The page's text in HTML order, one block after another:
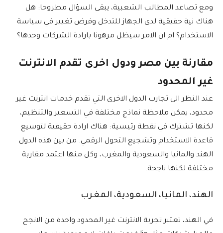
ومع تصاعد المطالب الشعبية، يبقى السؤال مطروحا: هل
هناك نية حقيقية لدى الجهاز للتدخل وفرض تغيير في سياسة
الاستخدام؟ ام ان الامر سيظل مرهونا بارادة الشركات وحدها؟
مقارنة بين مصر ودول اخرى تقدم الانترنت
غير المحدود
عند النظر الى تجارب الدول الاخرى التي تقدم خدمات انترنت غير
محدود، يمكن ملاحظة نماذج مختلفة في التسعير والتنظيم،
لكنها تشترك في نقطة رئيسية: هناك ارادة حقيقية لتوسيع
قاعدة الاستخدام وتشجيع التحول الرقمي. من بين هذه الدول
الهند والمانيا والسعودية والمغرب، وكل منها اعتمد مقاربة
مختلفة لكنها ناجحة.
الهند، المانيا، السعودية، المغرب
في الهند، تعتبر تجربة الانترنت غير المحدود واحدة من الانجح